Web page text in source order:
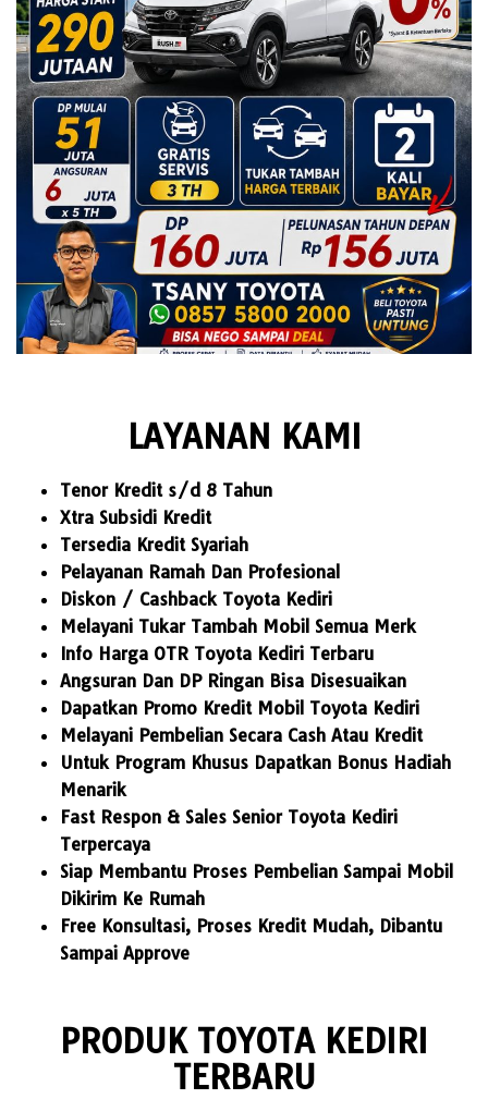
LAYANAN KAMI
Tenor Kredit s/d 8 Tahun
Xtra Subsidi Kredit
Tersedia Kredit Syariah
Pelayanan Ramah Dan Profesional
Diskon / Cashback Toyota Kediri
Melayani Tukar Tambah Mobil Semua Merk
Info Harga OTR Toyota Kediri Terbaru
Angsuran Dan DP Ringan Bisa Disesuaikan
Dapatkan Promo Kredit Mobil Toyota Kediri
Melayani Pembelian Secara Cash Atau Kredit
Untuk Program Khusus Dapatkan Bonus Hadiah
Menarik
Fast Respon & Sales Senior Toyota Kediri
Terpercaya
Siap Membantu Proses Pembelian Sampai Mobil
Dikirim Ke Rumah
Free Konsultasi, Proses Kredit Mudah, Dibantu
Sampai Approve
PRODUK TOYOTA KEDIRI
TERBARU